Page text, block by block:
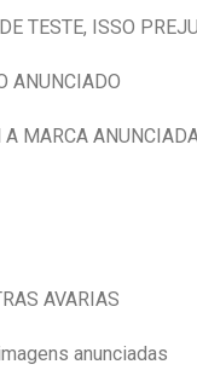
TESTE, ISSO
ANUNCIADO
MARCA
AVARIAS
anunciadas